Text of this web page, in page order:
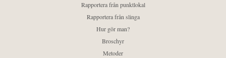
Rapportera från punktlokal
Rapportera från slinga
Hur gör man?
Broschyr
Metoder